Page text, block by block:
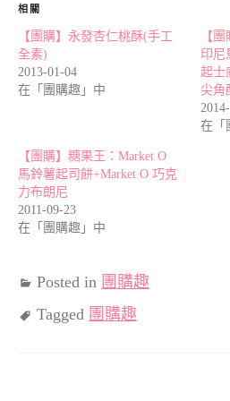
相關
【團購】永發杏仁桃酥(手工
全素)
2013-01-04
在「團購趣」中
【
印尼
起士
尖角
在「
【團購】糖果王：Market O
馬鈴薯起司餅+Market O 巧克
力布朗尼
2011-09-23
在「團購趣」中
Posted in 團購趣
Tagged 團購趣